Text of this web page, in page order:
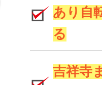
あり自
る
吉祥寺